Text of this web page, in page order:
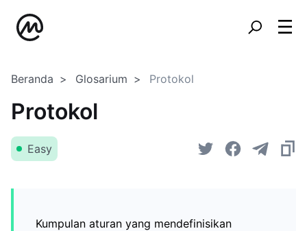
Beranda Glosarium Protokol
Protokol
Easy
Kumpulan aturan yang mendefinisikan